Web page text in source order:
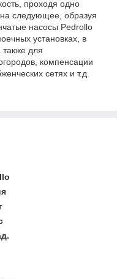
проходя одно
следующее, образуя
насосы Pedrollo
установках, в
для
компенсации
сетях и т.д.